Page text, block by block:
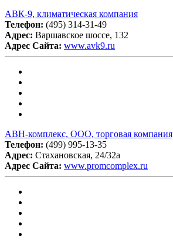
АВК-9, климатическая компания
Телефон: (495) 314-31-49
Адрес: Варшавское шоссе, 132
Адрес Сайта: www.avk9.ru
АВН-комплекс, ООО, торговая компания
Телефон: (499) 995-13-35
Адрес: Стахановская, 24/32а
Адрес Сайта: www.promcomplex.ru